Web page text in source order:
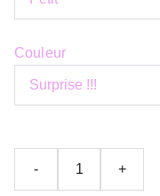
Couleur
- +